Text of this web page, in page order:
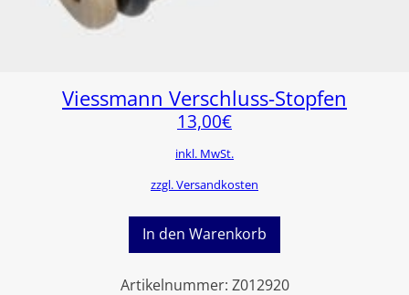
Viessmann Verschluss-Stopfen
13,00€
inkl. MwSt.
zzgl. Versandkosten
In den Warenkorb
Artikelnummer: Z012920